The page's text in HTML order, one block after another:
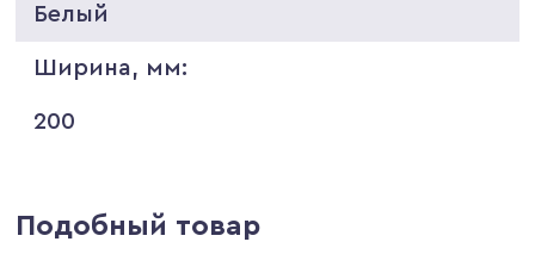
Белый
Ширина, мм:
200
Подобный товар